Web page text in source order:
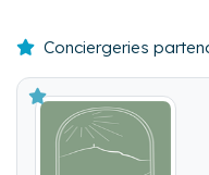
Conciergeries